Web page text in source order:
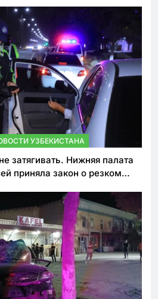
УЗБЕКИСТАНА
затягивать. Нижняя палата
приняла закон о резком